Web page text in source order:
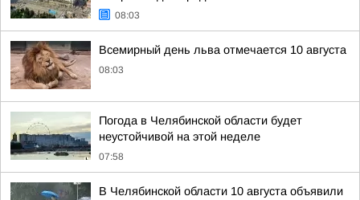
08:03
Всемирный день льва отмечается 10 августа
08:03
Погода в Челябинской области будет
неустойчивой на этой неделе
07:58
В Челябинской области 10 августа объявили